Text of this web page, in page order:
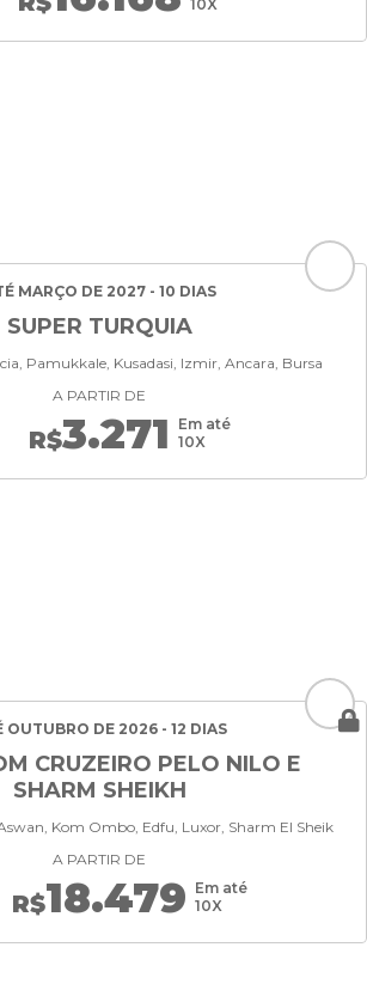
10X
MARÇO DE 2027 - 10 DIAS
SUPER TURQUIA
Pamukkale, Kusadasi, Izmir, Ancara, Bursa
A PARTIR DE
R$3.271
Em até
10X
OUTUBRO DE 2026 - 12 DIAS
CRUZEIRO PELO NILO E
SHARM SHEIKH
Kom Ombo, Edfu, Luxor, Sharm El Sheik
A PARTIR DE
R$18.479 Em até
10X